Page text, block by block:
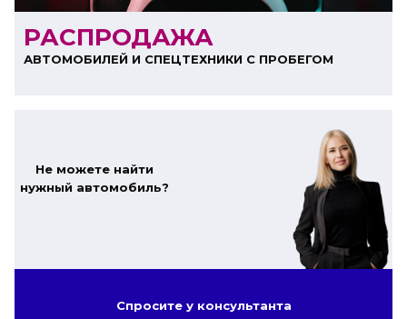
РАСПРОДАЖА
АВТОМОБИЛЕЙ И СПЕЦТЕХНИКИ С ПРОБЕГОМ
Не можете найти
нужный автомобиль?
Спросите у консультанта